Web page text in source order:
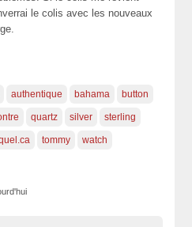
le colis avec les nouveaux
authentique bahama button
quartz silver sterling
tommy watch